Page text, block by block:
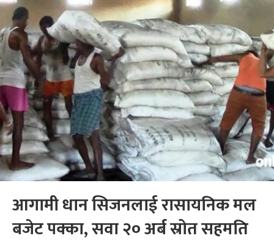
आगामी धान सिजनलाई रासायनिक मल
बजेट पक्का, सवा २० अर्ब स्रोत सहमति